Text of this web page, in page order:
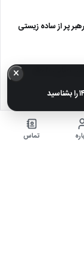
پر از ساده زیستی
×
تماس